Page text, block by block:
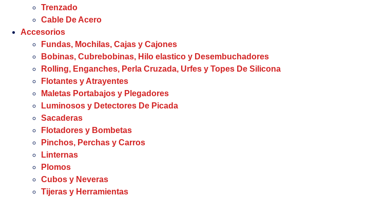
Trenzado
Cable De Acero
Accesorios
Fundas, Mochilas, Cajas y Cajones
Bobinas, Cubrebobinas, Hilo elastico y Desembuchadores
Rolling, Enganches, Perla Cruzada, Urfes y Topes De Silicona
Flotantes y Atrayentes
Maletas Portabajos y Plegadores
Luminosos y Detectores De Picada
Sacaderas
Flotadores y Bombetas
Pinchos, Perchas y Carros
Linternas
Plomos
Cubos y Neveras
Tijeras y Herramientas